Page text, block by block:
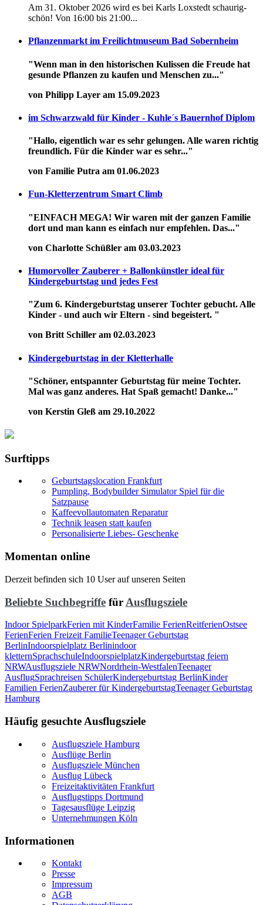
Am 31. Oktober 2026 wird es bei Karls Loxstedt schaurig-
schön! Von 16:00 bis 21:00...
Pflanzenmarkt im Freilichtmuseum Bad Sobernheim
"Wenn man in den historischen Kulissen die Freude hat
gesunde Pflanzen zu kaufen und Menschen zu..."
von Philipp Layer am 15.09.2023
im Schwarzwald für Kinder - Kuhle´s Bauernhof Diplom
"Hallo, eigentlich war es sehr gelungen. Alle waren richtig
freundlich. Für die Kinder war es sehr..."
von Familie Putra am 01.06.2023
Fun-Kletterzentrum Smart Climb
"EINFACH MEGA! Wir waren mit der ganzen Familie
dort und man kann es einfach nur empfehlen. Das..."
von Charlotte Schüßler am 03.03.2023
Humorvoller Zauberer + Ballonkünstler ideal für
Kindergeburtstag und jedes Fest
"Zum 6. Kindergeburtstag unserer Tochter gebucht. Alle
Kinder - und auch wir Eltern - sind begeistert. "
von Britt Schiller am 02.03.2023
Kindergeburtstag in der Kletterhalle
"Schöner, entspannter Geburtstag für meine Tochter.
Mal was ganz anderes. Hat Spaß gemacht! Danke..."
von Kerstin Gleß am 29.10.2022
Surftipps
Geburtstagslocation Frankfurt
Pumpling, Bodybuilder Simulator Spiel für die
Satzpause
Kaffeevollautomaten Reparatur
Technik leasen statt kaufen
Personalisierte Liebes- Geschenke
Momentan online
Derzeit befinden sich 10 User auf unseren Seiten
Beliebte Suchbegriffe für Ausflugsziele
Indoor SpielparkFerien mit KinderFamilie FerienReitferienOstsee
FerienFerien Freizeit FamilieTeenager Geburtstag
BerlinIndoorspielplatz Berlinindoor
kletternSprachschuleIndoorspielplatzKindergeburtstag feiern
NRWAusflugsziele NRWNordrhein-WestfalenTeenager
AusflugSprachreisen SchülerKindergeburtstag BerlinKinder
Familien FerienZauberer für KindergeburtstagTeenager Geburtstag
Hamburg
Häufig gesuchte Ausflugsziele
Ausflugsziele Hamburg
Ausflüge Berlin
Ausflugsziele München
Ausflug Lübeck
Freizeitaktivitäten Frankfurt
Ausflugstipps Dortmund
Tagesausflüge Leipzig
Unternehmungen Köln
Informationen
Kontakt
Presse
Impressum
AGB